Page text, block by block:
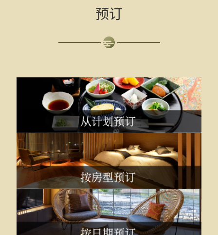
预订